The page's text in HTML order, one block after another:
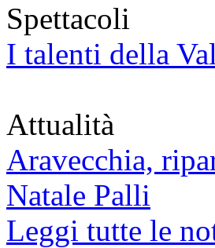
Spettacoli
I talenti della
Attualità
Aravecchia,
Natale Palli
Leggi tutte le